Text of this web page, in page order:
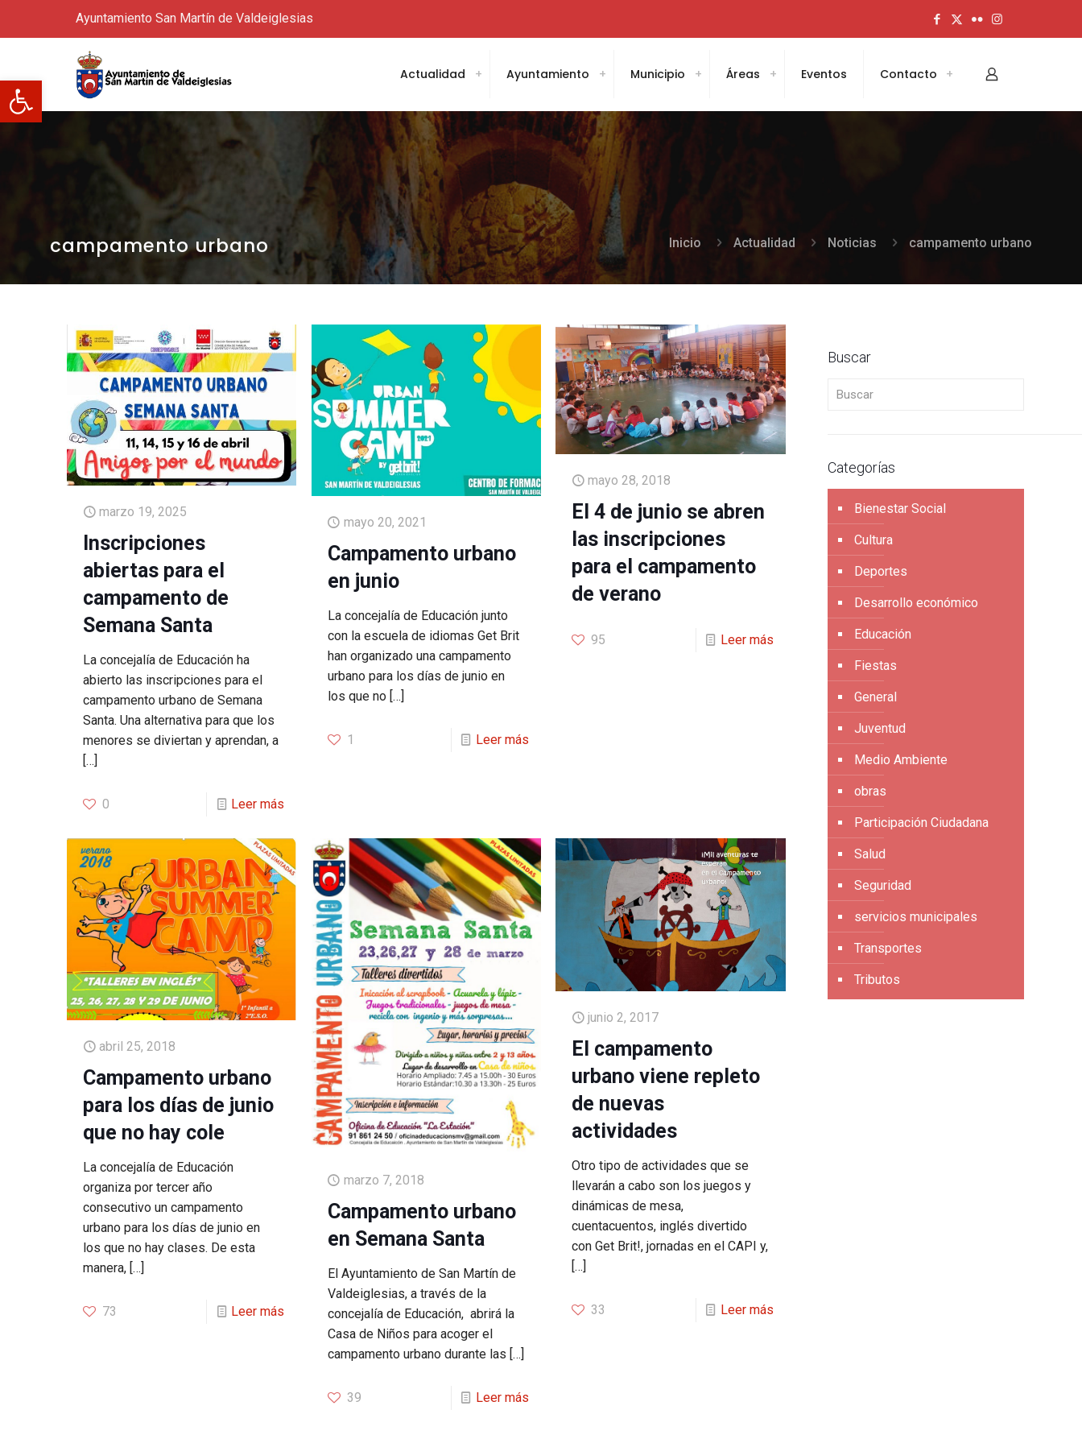
Abrir barra de herramientas
Ayuntamiento San Martín de Valdeiglesias
Actualidad Ayuntamiento Municipio Áreas Eventos Contacto
campamento urbano Inicio Actualidad Noticias campamento urbano
marzo 19, 2025
Inscripciones
abiertas para el
campamento de
Semana Santa
La concejalía de Educación ha
abierto las inscripciones para el
campamento urbano de Semana
Santa. Una alternativa para que los
menores se diviertan y aprendan, a
[…]
0 Leer más
mayo 20, 2021
Campamento urbano
en junio
La concejalía de Educación junto
con la escuela de idiomas Get Brit
han organizado una campamento
urbano para los días de junio en
los que no[…]
1 Leer más
mayo 28, 2018
El 4 de junio se abren
las inscripciones
para el campamento
de verano
95 Leer más
abril 25, 2018
Campamento urbano
para los días de junio
que no hay cole
La concejalía de Educación
organiza por tercer año
consecutivo un campamento
urbano para los días de junio en
los que no hay clases. De esta
manera, […]
73 Leer más
marzo 7, 2018
Campamento urbano
en Semana Santa
El Ayuntamiento de San Martín de
Valdeiglesias, a través de la
concejalía de Educación, abrirá la
Casa de Niños para acoger el
campamento urbano durante las […]
39 Leer más
junio 2, 2017
El campamento
urbano viene repleto
de nuevas
actividades
Otro tipo de actividades que se
llevarán a cabo son los juegos y
dinámicas de mesa,
cuentacuentos, inglés divertido
con Get Brit!, jornadas en el CAPI y,
[…]
33 Leer más
Buscar
Buscar
Categorías
Bienestar Social
Cultura
Deportes
Desarrollo económico
Educación
Fiestas
General
Juventud
Medio Ambiente
obras
Participación Ciudadana
Salud
Seguridad
servicios municipales
Transportes
Tributos